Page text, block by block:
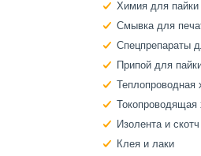
Химия для пайки
Смывка для
Спецпрепараты
Припой для
Теплопроводная
Токопроводящая
Изолента и скотч
Клея и лаки